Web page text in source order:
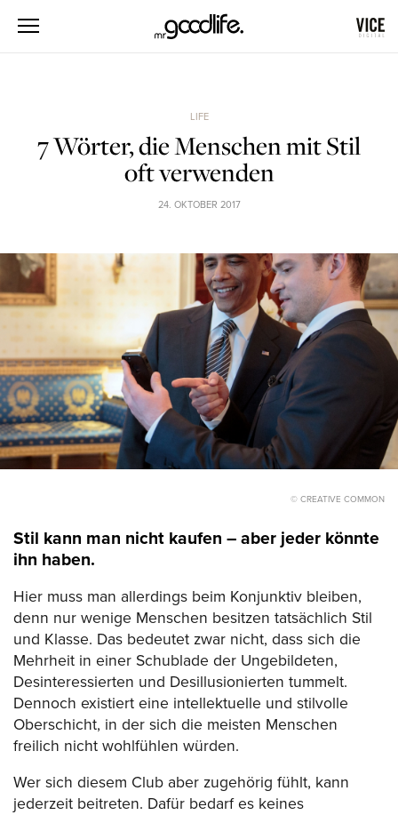
LIFE
7 Wörter, die Menschen mit Stil
oft verwenden
24. OKTOBER 2017
© CREATIVE COMMON
Stil kann man nicht kaufen – aber jeder könnte
ihn haben.
Hier muss man allerdings beim Konjunktiv bleiben,
denn nur wenige Menschen besitzen tatsächlich Stil
und Klasse. Das bedeutet zwar nicht, dass sich die
Mehrheit in einer Schublade der Ungebildeten,
Desinteressierten und Desillusionierten tummelt.
Dennoch existiert eine intellektuelle und stilvolle
Oberschicht, in der sich die meisten Menschen
freilich nicht wohlfühlen würden.
Wer sich diesem Club aber zugehörig fühlt, kann
jederzeit beitreten. Dafür bedarf es keines